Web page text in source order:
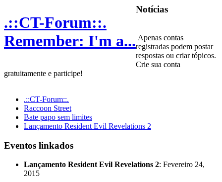
.::CT-Forum::.
Remember: I'm a...
Notícias
Apenas contas
registradas podem postar
respostas ou criar tópicos.
Crie sua conta
gratuitamente e participe!
.::CT-Forum::.
Raccoon Street
Bate papo sem limites
Lançamento Resident Evil Revelations 2
Eventos linkados
Lançamento Resident Evil Revelations 2: Fevereiro 24,
2015